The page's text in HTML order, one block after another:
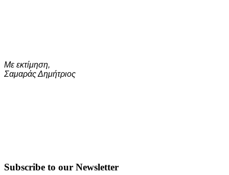
Με εκτίμηση,
Σαμαράς Δημήτριος
Subscribe to our Newsletter